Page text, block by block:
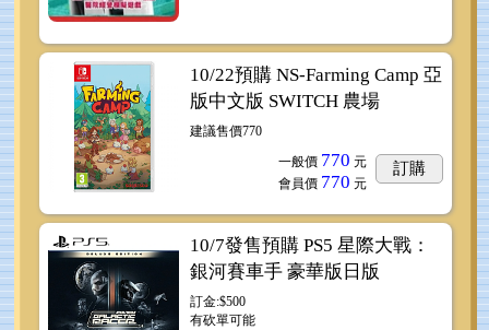
10/22預購 NS-Farming Camp 亞
版中文版 SWITCH 農場
建議售價770
一般價 770 元
會員價 770 元
訂購
10/7發售預購 PS5 星際大戰：
銀河賽車手 豪華版日版
訂金:$500
有砍單可能